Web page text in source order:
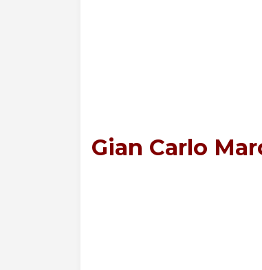
Gian Carlo